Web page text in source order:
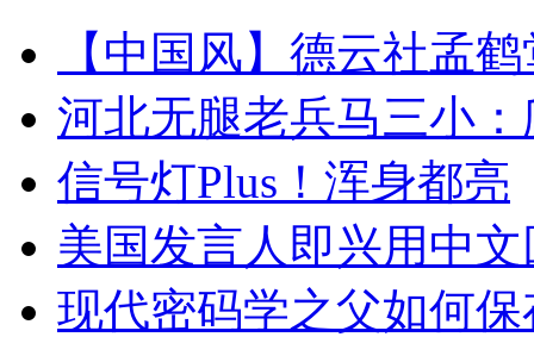
【中国风】德云社孟
河北无腿老兵马三小
信号灯Plus！浑身都亮
美国发言人即兴用中
现代密码学之父如何